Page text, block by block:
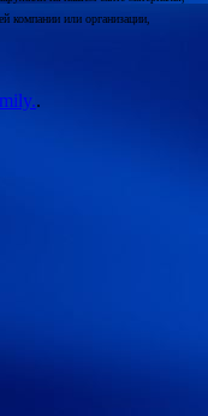
компании или организации,
.